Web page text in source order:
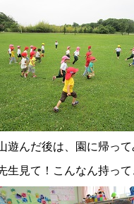
遊んだ後は、園に帰っ
生見て！こんなん持っ